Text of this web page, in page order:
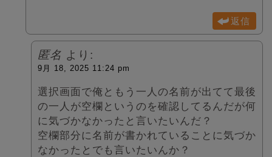
返信
匿名 より:
9月 18, 2025 11:24 pm
選択画面で俺ともう一人の名前が出てて最後
の一人が空欄というのを確認してるんだが何
に気づかなかったと言いたいんだ？
空欄部分に名前が書かれていることに気づか
なかったとでも言いたいんか？